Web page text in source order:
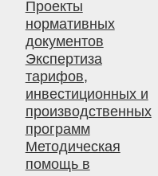
Проекты
нормативных
документов
Экспертиза
тарифов,
инвестиционных и
производственных
программ
Методическая
помощь в